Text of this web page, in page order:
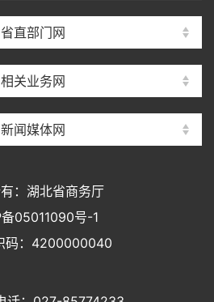
省直部门网
相关业务网
新闻媒体网
：湖北省商务厅
05011090号-1
码：4200000040